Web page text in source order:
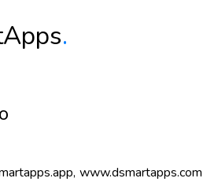
.
www.dsmartapps.com